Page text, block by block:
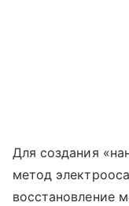
Для создания
метод
восстановление